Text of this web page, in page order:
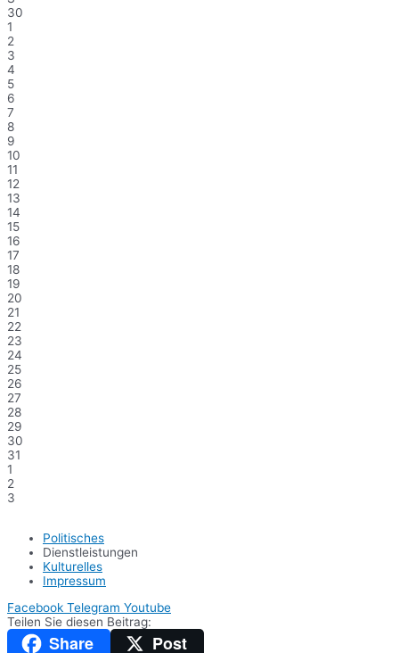
30
1
2
3
4
5
6
7
8
9
10
11
12
13
14
15
16
17
18
19
20
21
22
23
24
25
26
27
28
29
30
31
1
2
3
Politisches
Dienstleistungen
Kulturelles
Impressum
Facebook Telegram Youtube
Teilen Sie diesen Beitrag:
Share Post